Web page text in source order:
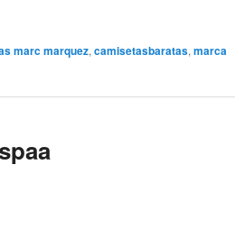
marc marquez, camisetasbaratas, marca